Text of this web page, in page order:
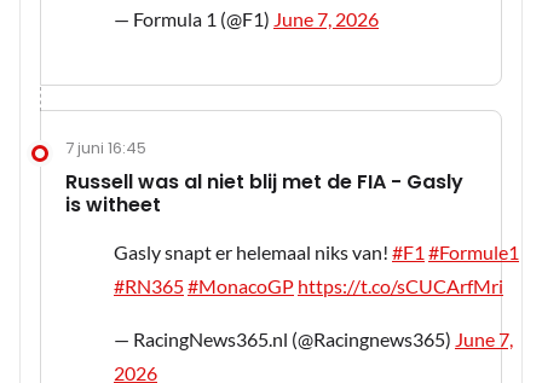
— Formula 1 (@F1) June 7, 2026
7 juni 16:45
Russell was al niet blij met de FIA - Gasly
is witheet
Gasly snapt er helemaal niks van! #F1 #Formule1
#RN365#MonacoGP https://t.co/sCUCArfMri
— RacingNews365.nl (@Racingnews365) June 7,
2026